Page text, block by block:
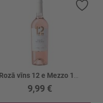
9,99 €